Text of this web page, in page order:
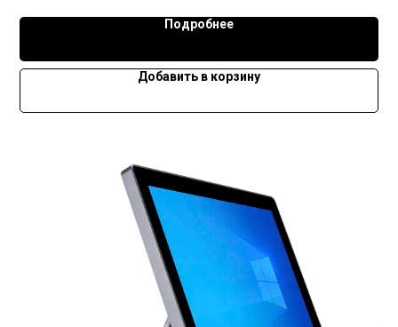
Подробнее
Добавить в корзину